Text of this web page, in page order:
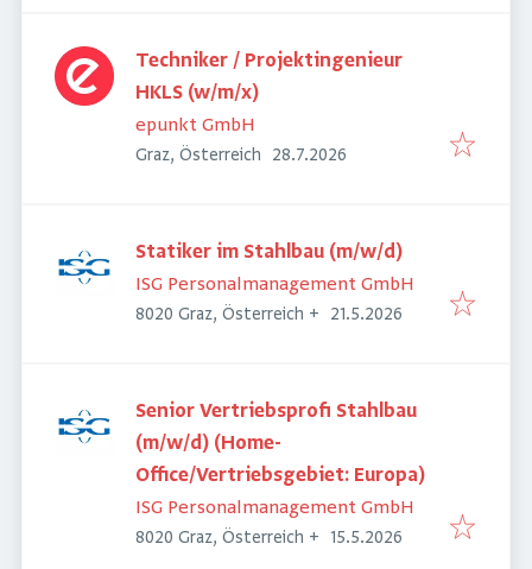
Techniker / Projektingenieur
HKLS (w/m/x)
epunkt GmbH
Graz, Österreich Veröffentlicht
28.7.2026
Statiker im Stahlbau (m/w/d)
ISG Personalmanagement GmbH
8020 Graz, Österreich + Veröffentlicht
21.5.2026
Senior Vertriebsprofi Stahlbau
(m/w/d) (Home-
Office/Vertriebsgebiet: Europa)
ISG Personalmanagement GmbH
8020 Graz, Österreich + Veröffentlicht
15.5.2026